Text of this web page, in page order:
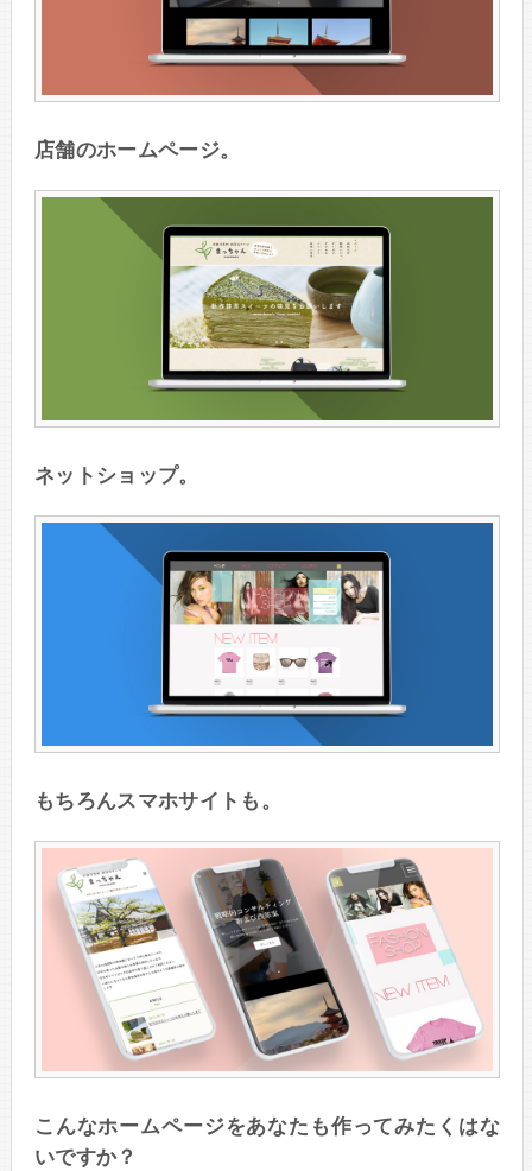
店舗のホームページ。
ネットショップ。
もちろんスマホサイトも。
こんなホームページをあなたも作ってみたくはな
いですか？